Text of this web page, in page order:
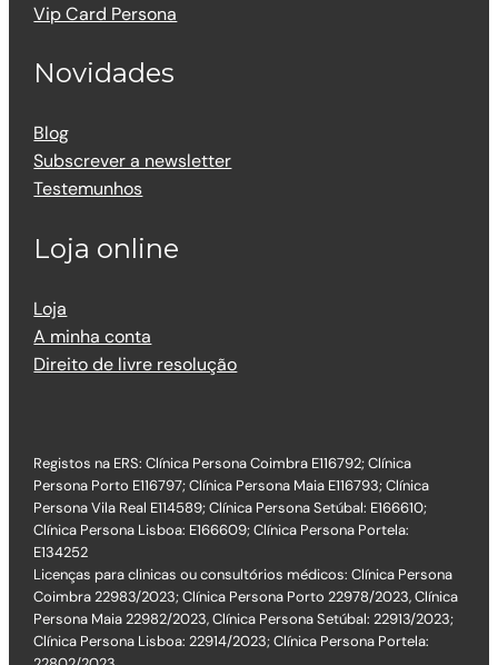
Vip Card Persona
Novidades
Blog
Subscrever a newsletter
Testemunhos
Loja online
Loja
A minha conta
Direito de livre resolução
Registos na ERS: Clínica Persona Coimbra E116792; Clínica
Persona Porto E116797; Clínica Persona Maia E116793; Clínica
Persona Vila Real E114589; Clínica Persona Setúbal: E166610;
Clínica Persona Lisboa: E166609; Clínica Persona Portela:
E134252
Licenças para clinicas ou consultórios médicos: Clínica Persona
Coimbra 22983/2023; Clínica Persona Porto 22978/2023, Clínica
Persona Maia 22982/2023, Clínica Persona Setúbal: 22913/2023;
Clínica Persona Lisboa: 22914/2023; Clínica Persona Portela: